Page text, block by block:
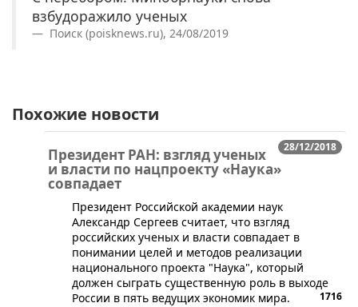
взбудоражило ученых
Поиск (poisknews.ru), 24/08/2019
Похожие новости
28/12/2018
Президент РАН: взгляд ученых
и власти по нацпроекту «Наука»
совпадает
​Президент Российской академии наук
Александр Сергеев считает, что взгляд
российских ученых и власти совпадает в
понимании целей и методов реализации
национального проекта "Наука", который
должен сыграть существенную роль в выходе
России в пять ведущих экономик мира.
1716